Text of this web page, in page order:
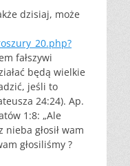
dzisiaj, może
fałszywi
będą wielkie
jeśli to
24:24). Ap.
1:8: „Ale
głosił wam
głosiliśmy ?